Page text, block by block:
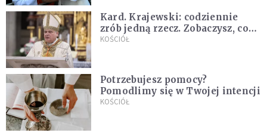
Kard. Krajewski: codziennie
zrób jedną rzecz. Zobaczysz, co
stanie się z twoim życiem
KOŚCIÓŁ
Potrzebujesz pomocy?
Pomodlimy się w Twojej intencji
KOŚCIÓŁ